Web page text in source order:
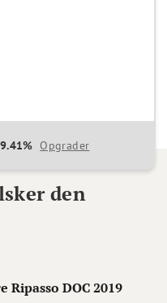
Opgrader
den
DOC 2019